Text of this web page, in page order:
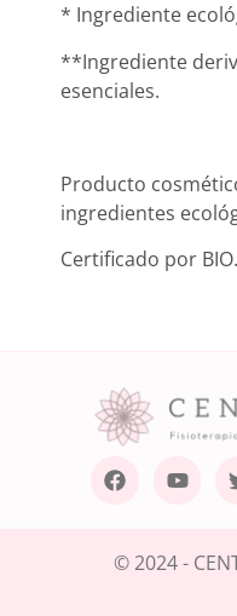
* Ingrediente
**Ingrediente
esenciales.
Producto
ingredientes
Certificado por
© 2024 -